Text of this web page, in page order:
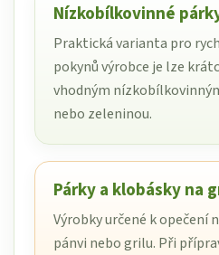
Nízkobílkovinné
Praktická varianta pro
pokynů výrobce je lze
vhodným
nebo zeleninou.
Párky a klobásky na
Výrobky určené k opečení
pánvi nebo grilu. Při